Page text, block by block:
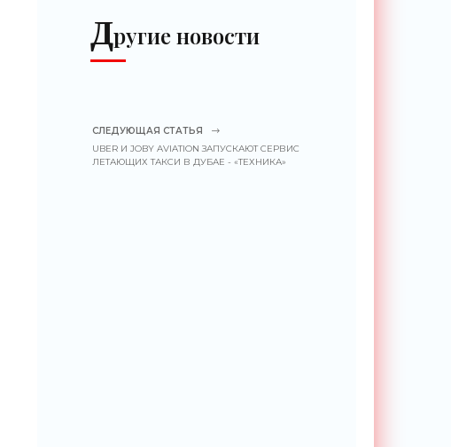
Другие новости
СЛЕДУЮЩАЯ СТАТЬЯ
UBER И JOBY AVIATION ЗАПУСКАЮТ СЕРВИС
ЛЕТАЮЩИХ ТАКСИ В ДУБАЕ - «ТЕХНИКА»